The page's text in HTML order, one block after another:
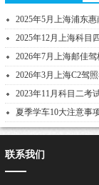
2025年5月上海浦东
2025年12月上海科目
2026年7月上海邮佳
2026年3月上海C2驾
2023年11月科目二考
夏季学车10大注意事
联系我们